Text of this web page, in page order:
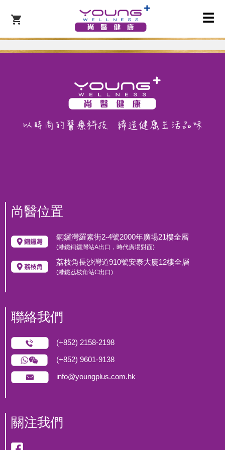
☰
尚醫位置
銅鑼灣羅素街2-4號2000年廣場21樓全層
(港鐵銅鑼灣站A出口，時代廣場對面)
荔枝角長沙灣道910號安泰大廈12樓全層
(港鐵荔枝角站C出口)
聯絡我們
(+852) 2158-2198
(+852) 9601-9138
info@youngplus.com.hk
關注我們